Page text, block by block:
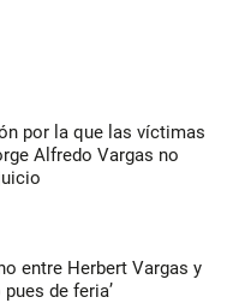
por la que las víctimas
Alfredo Vargas no
entre Herbert Vargas y
pues de feria’